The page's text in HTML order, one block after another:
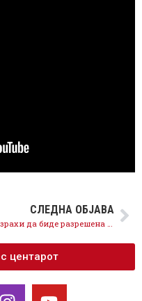
СЛЕДНА ОБЈАВА
Мизрахи да биде разрешена затоа што го крши Уставот и ја загрозува евро-атланската иднина
центарот